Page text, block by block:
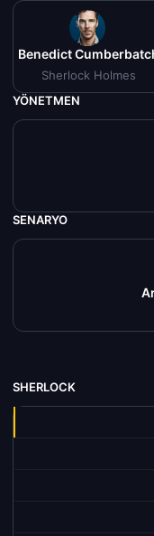
Benedict
Sherlock Holmes
YÖNETMEN
SENARYO
SHERLOCK